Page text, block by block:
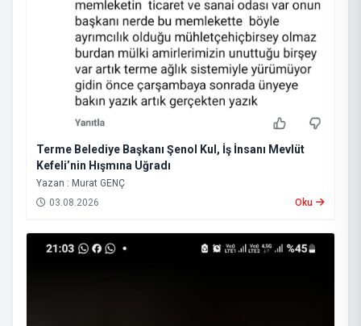
Terme Belediye Başkanı Şenol Kul, İş İnsanı Mevlüt
Kefeli’nin Hışmına Uğradı
Yazan : Murat GENÇ
03.08.2026
Oku